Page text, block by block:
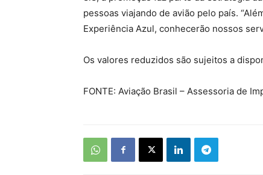
pessoas viajando de avião pelo país.
Experiência Azul, conhecerão nossos
Os valores reduzidos são sujeitos a
FONTE: Aviação Brasil – Assessoria de